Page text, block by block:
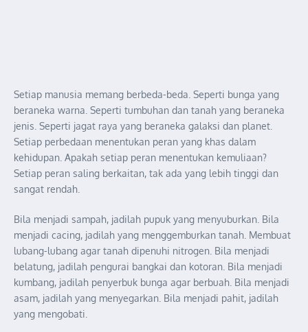
Setiap manusia memang berbeda-beda. Seperti bunga yang
beraneka warna. Seperti tumbuhan dan tanah yang beraneka
jenis. Seperti jagat raya yang beraneka galaksi dan planet.
Setiap perbedaan menentukan peran yang khas dalam
kehidupan. Apakah setiap peran menentukan kemuliaan?
Setiap peran saling berkaitan, tak ada yang lebih tinggi dan
sangat rendah.
Bila menjadi sampah, jadilah pupuk yang menyuburkan. Bila
menjadi cacing, jadilah yang menggemburkan tanah. Membuat
lubang-lubang agar tanah dipenuhi nitrogen. Bila menjadi
belatung, jadilah pengurai bangkai dan kotoran. Bila menjadi
kumbang, jadilah penyerbuk bunga agar berbuah. Bila menjadi
asam, jadilah yang menyegarkan. Bila menjadi pahit, jadilah
yang mengobati.